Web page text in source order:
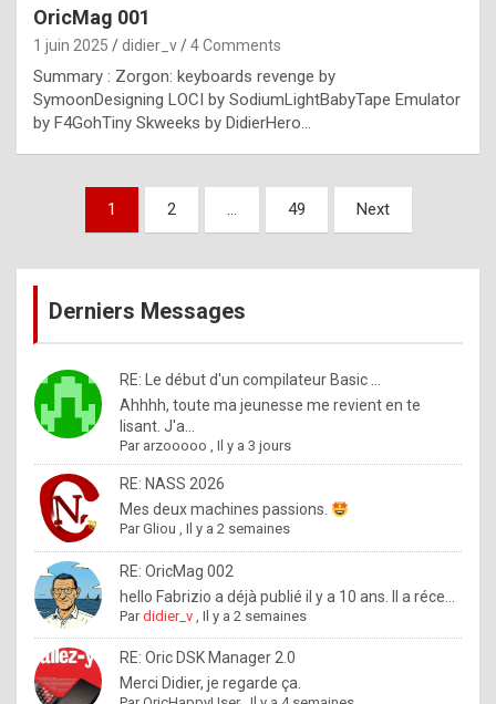
l
e
x
a
%
m
a
d
b
y
o
l
e
OricMag 001
1 juin 2025 didier_v 4 Comments
Summary : Zorgon: keyboards revenge by
SymoonDesigning LOCI by SodiumLightBabyTape Emulator
by F4GohTiny Skweeks by DidierHero…
Pagination
publications
1 2 … 49 Next
Derniers Messages
RE: Le début d'un compilateur Basic ...
Ahhhh, toute ma jeunesse me revient en te
lisant. J'a...
Par arzooooo ,Il y a 3 jours
RE: NASS 2026
Mes deux machines passions.
ParGliou ,Il y a 2 semaines
RE: OricMag 002
hello Fabrizio a déjà publié il y a 10 ans. Il a réce...
Pardidier_v ,Il y a 2 semaines
RE: Oric DSK Manager 2.0
Merci Didier, je regarde ça.